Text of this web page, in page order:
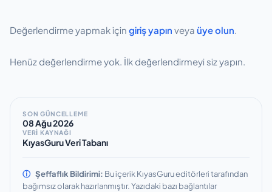
Değerlendirme yapmak için giriş yapın veya üye olun.
Henüz değerlendirme yok. İlk değerlendirmeyi siz yapın.
SON GÜNCELLEME
08 Ağu 2026
VERİ KAYNAĞI
KıyasGuru Veri Tabanı
ⓘ Şeffaflık Bildirimi: Bu içerik KıyasGuru editörleri tarafından
bağımsız olarak hazırlanmıştır.Yazıdaki bazı bağlantılar